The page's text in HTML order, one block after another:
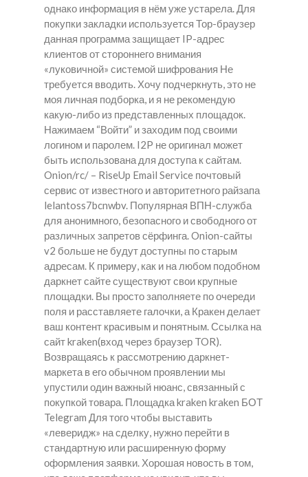
однако информация в нём уже устарела. Для
покупки закладки используется Тор-браузер
данная программа защищает IP-адрес
клиентов от стороннего внимания
«луковичной» системой шифрования Не
требуется вводить. Хочу подчеркнуть, это не
моя личная подборка, и я не рекомендую
какую-либо из представленных площадок.
Нажимаем “Войти” и заходим под своими
логином и паролем. I2P не оригинал может
быть использована для доступа к сайтам.
Onion/rc/ – RiseUp Email Service почтовый
сервис от известного и авторитетного райзапа
lelantoss7bcnwbv. Популярная ВПН-служба
для анонимного, безопасного и свободного от
различных запретов сёрфинга. Onion-сайты
v2 больше не будут доступны по старым
адресам. К примеру, как и на любом подобном
даркнет сайте существуют свои крупные
площадки. Вы просто заполняете по очереди
поля и расставляете галочки, а Кракен делает
ваш контент красивым и понятным. Ссылка на
сайт kraken(вход через браузер TOR).
Возвращаясь к рассмотрению даркнет-
маркета в его обычном проявлении мы
упустили один важный нюанс, связанный с
покупкой товара. Площадка kraken kraken БОТ
Telegram Для того чтобы выставить
«леверидж» на сделку, нужно перейти в
стандартную или расширенную форму
оформления заявки. Хорошая новость в том,